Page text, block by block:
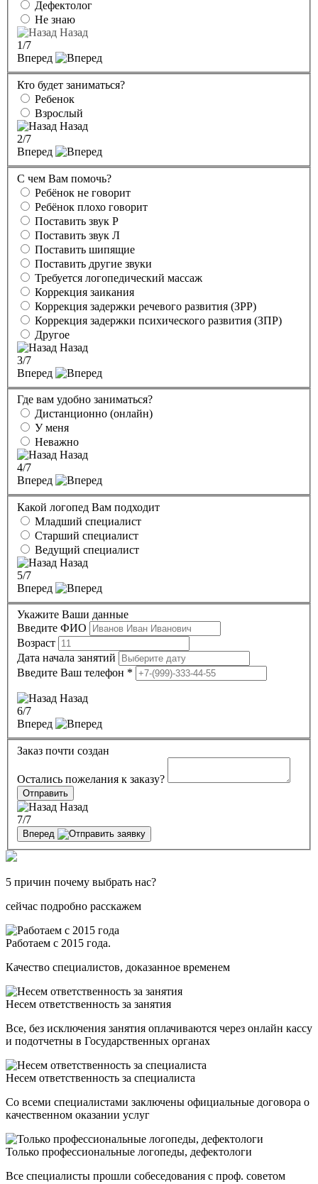
Дефектолог
Не знаю
Назад
1/7
Вперед
Кто будет заниматься?
Ребенок
Взрослый
Назад
2/7
Вперед
С чем Вам помочь?
Ребёнок не говорит
Ребёнок плохо говорит
Поставить звук Р
Поставить звук Л
Поставить шипящие
Поставить другие звуки
Требуется логопедический массаж
Коррекция заикания
Коррекция задержки речевого развития (ЗРР)
Коррекция задержки психического развития (ЗПР)
Другое
Назад
3/7
Вперед
Где вам удобно заниматься?
Дистанционно (онлайн)
У меня
Неважно
Назад
4/7
Вперед
Какой логопед Вам подходит
Младший специалист
Старший специалист
Ведущий специалист
Назад
5/7
Вперед
Укажите Ваши данные
Введите ФИО
Возраст
Дата начала занятий
Введите Ваш телефон *
Назад
6/7
Вперед
Заказ почти создан
Остались пожелания к заказу?
Отправить
Назад
7/7
Вперед
5 причин почему выбрать нас?
сейчас подробно расскажем
Работаем с 2015 года.
Качество специалистов, доказанное временем
Несем ответственность за занятия
Все, без исключения занятия оплачиваются через онлайн кассу
и подотчетны в Государственных органах
Несем ответственность за специалиста
Со всеми специалистами заключены официальные договора о
качественном оказании услуг
Только профессиональные логопеды, дефектологи
Все специалисты прошли собеседования с проф. советом